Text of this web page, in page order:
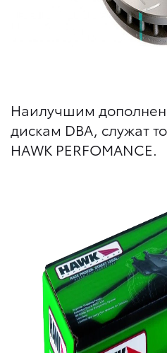
Наилучшим
дискам DBA, служат
HAWK PERFOMANCE.